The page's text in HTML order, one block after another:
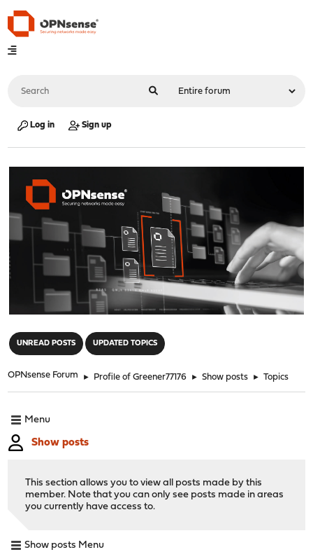
Log in Sign up
UNREAD POSTS UPDATED TOPICS
OPNsense Forum ► Profile of Greener77176 ► Show posts ► Topics
Menu
Show posts
This section allows you to view all posts made by this
member. Note that you can only see posts made in areas
you currently have access to.
Show posts Menu